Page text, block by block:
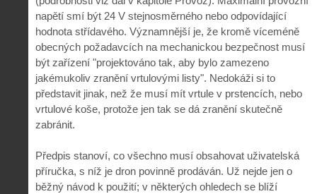
napětí smí být 24 V stejnosměrného nebo odpovídající
hodnota střídavého. Významnější je, že kromě víceméně
obecných požadavcích na mechanickou bezpečnost musí
být zařízení "projektováno tak, aby bylo zamezeno
jakémukoliv zranění vrtulovými listy". Nedokáži si to
představit jinak, než že musí mít vrtule v prstencích, nebo
vrtulové koše, protože jen tak se dá zranění skutečně
zabránit.
Předpis stanoví, co všechno musí obsahovat uživatelská
příručka, s níž je dron povinně prodáván. Už nejde jen o
běžný návod k použití; v některých ohledech se blíží